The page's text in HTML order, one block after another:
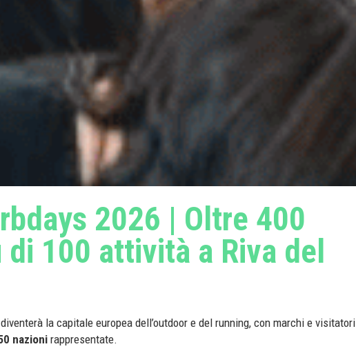
2026 | Oltre 400
di 100 attività a Riva del
la capitale europea dell’outdoor e del running, con marchi e visitatori
nazioni rappresentate.